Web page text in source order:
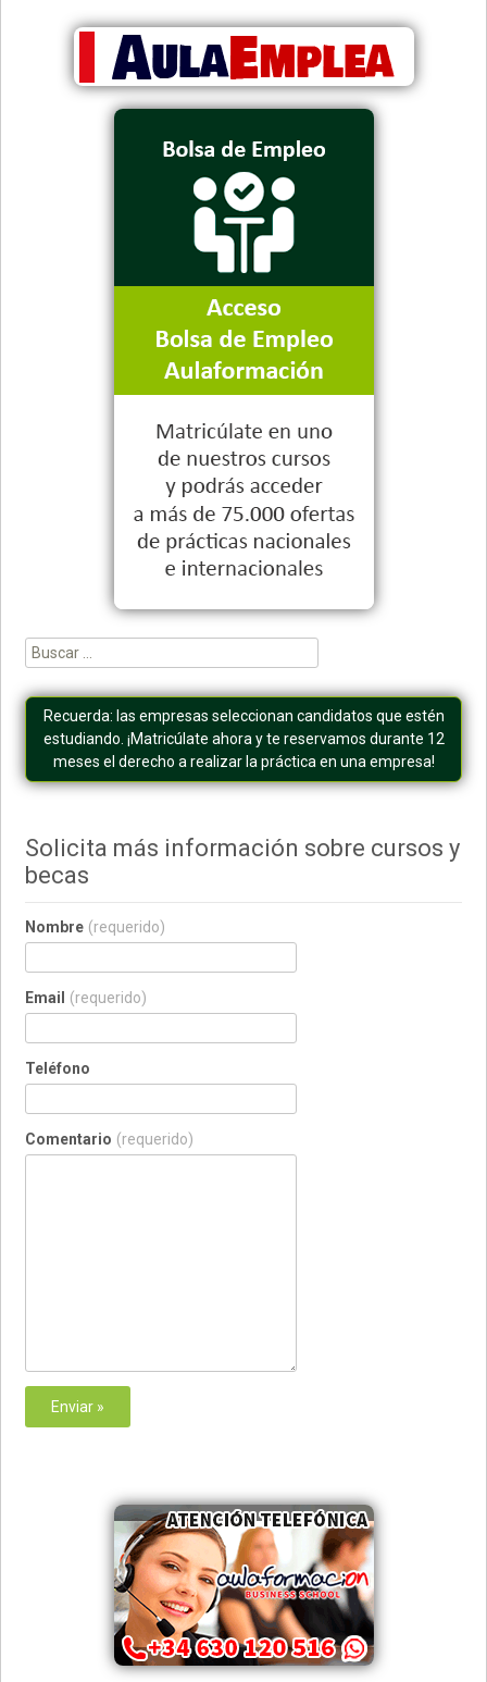
Buscar:
Recuerda: las empresas seleccionan candidatos que estén
estudiando. ¡Matricúlate ahora y te reservamos durante 12
meses el derecho a realizar la práctica en una empresa!
Solicita más información sobre cursos y
becas
Nombre (requerido)
Email (requerido)
Teléfono
Comentario (requerido)